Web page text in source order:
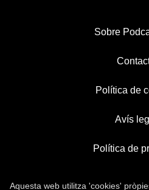
Sobre
Política de
Avís
Política de
Aquesta web utilitza 'cookies'